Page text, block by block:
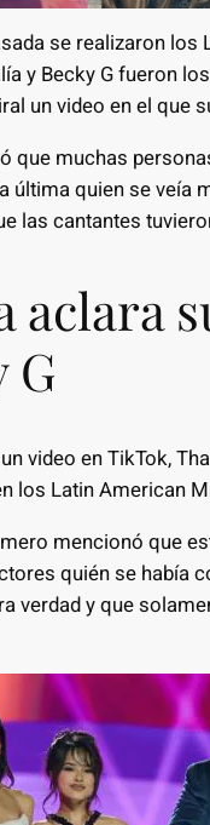
se realizaron los
y Becky G fueron
un video en el que
que muchas
última quien se
las cantantes
aclara
G
video en TikTok,
los Latin American
mencionó que
quién se había
verdad y que